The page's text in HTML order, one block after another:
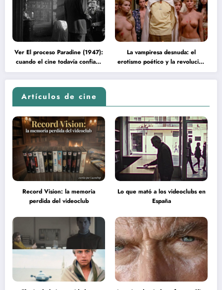
Ver El proceso Paradine (1947):
cuando el cine todavía confiaba
en la inteligencia del espectador
La vampiresa desnuda: el
erotismo poético y la revolución
psicodélica de Jean Rollin
Artículos de cine
Record Vision: la memoria
perdida del videoclub
Lo que mató a los videoclubs en
España